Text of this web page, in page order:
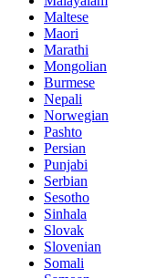
Maltese
Maori
Marathi
Mongolian
Burmese
Nepali
Norwegian
Pashto
Persian
Punjabi
Serbian
Sesotho
Sinhala
Slovak
Slovenian
Somali